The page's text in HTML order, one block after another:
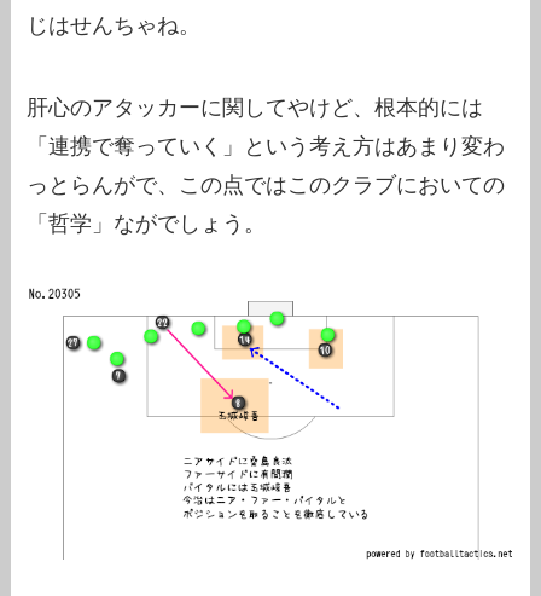
じはせんちゃね。
肝心のアタッカーに関してやけど、根本的には
「連携で奪っていく」という考え方はあまり変わ
っとらんがで、この点ではこのクラブにおいての
「哲学」ながでしょう。